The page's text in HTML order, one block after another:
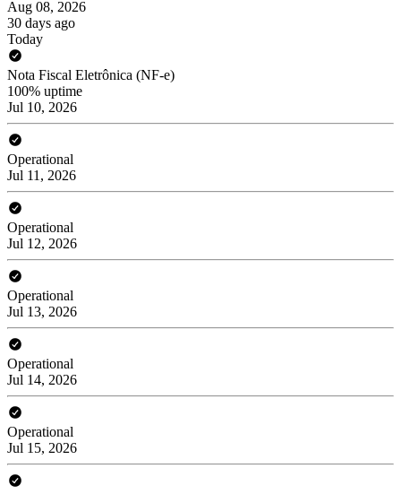
Aug 08, 2026
30 days ago
Today
Nota Fiscal Eletrônica (NF-e)
100% uptime
Jul 10, 2026
Operational
Jul 11, 2026
Operational
Jul 12, 2026
Operational
Jul 13, 2026
Operational
Jul 14, 2026
Operational
Jul 15, 2026